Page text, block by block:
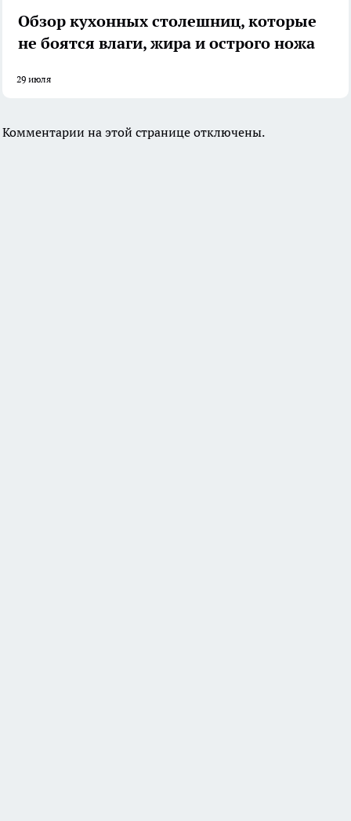
Обзор кухонных столешниц, которые
не боятся влаги, жира и острого ножа
29 июля
Комментарии на этой странице отключены.